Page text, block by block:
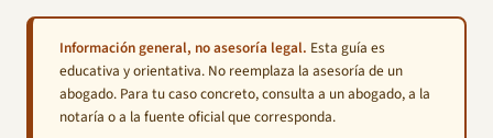
Información general, no asesoría legal. Esta guía es
educativa y orientativa. No reemplaza la asesoría de un
abogado. Para tu caso concreto, consulta a un abogado, a la
notaría o a la fuente oficial que corresponda.